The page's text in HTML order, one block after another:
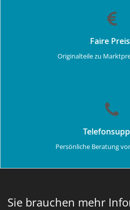
Faire
Originalteile zu
Persönliche Beratung
Sie brauchen mehr